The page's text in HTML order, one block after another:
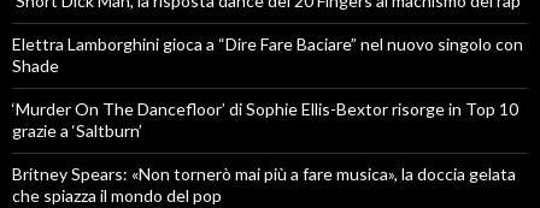
Elettra Lamborghini gioca a “Dire Fare Baciare” nel nuovo singolo con
Shade
‘Murder On The Dancefloor’ di Sophie Ellis-Bextor risorge in Top 10
grazie a ‘Saltburn’
Britney Spears: «Non tornerò mai più a fare musica», la doccia gelata
che spiazza il mondo del pop